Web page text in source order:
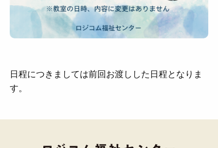
日程につきましては前回お渡しした日程となりま
す。